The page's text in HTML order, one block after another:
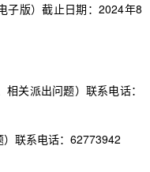
子版）截止日期：2024年8
关派出问题）联系电话：
联系电话：62773942